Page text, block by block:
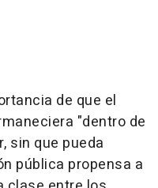
de que el
"dentro de
sin que pueda
pública propensa a